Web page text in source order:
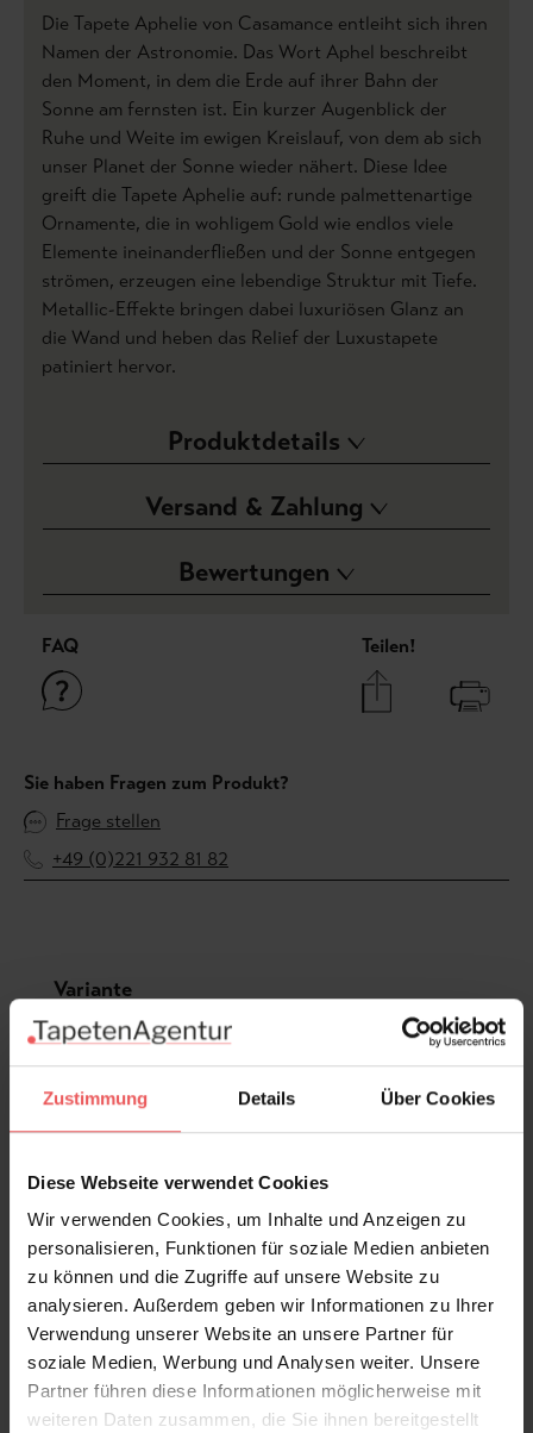
Zustimmung Details Über Cookies
Diese Webseite verwendet Cookies
Wir verwenden Cookies, um Inhalte und Anzeigen zu
personalisieren, Funktionen für soziale Medien anbieten
zu können und die Zugriffe auf unsere Website zu
analysieren. Außerdem geben wir Informationen zu Ihrer
Verwendung unserer Website an unsere Partner für
soziale Medien, Werbung und Analysen weiter. Unsere
Partner führen diese Informationen möglicherweise mit
weiteren Daten zusammen, die Sie ihnen bereitgestellt
Die Tapete Aphelie von Casamance entleiht sich ihren
Namen der Astronomie. Das Wort Aphel beschreibt
den Moment, in dem die Erde auf ihrer Bahn der
Sonne am fernsten ist. Ein kurzer Augenblick der
Ruhe und Weite im ewigen Kreislauf, von dem ab sich
unser Planet der Sonne wieder nähert. Diese Idee
greift die Tapete Aphelie auf: runde palmettenartige
Ornamente, die in wohligem Gold wie endlos viele
Elemente ineinanderfließen und der Sonne entgegen
strömen, erzeugen eine lebendige Struktur mit Tiefe.
Metallic-Effekte bringen dabei luxuriösen Glanz an
die Wand und heben das Relief der Luxustapete
patiniert hervor.
Produktdetails
Versand & Zahlung
Bewertungen
FAQ Teilen!
Sie haben Fragen zum Produkt?
Frage stellen
+49 (0)221 932 81 82
Produktgalerie überspringen
Variante